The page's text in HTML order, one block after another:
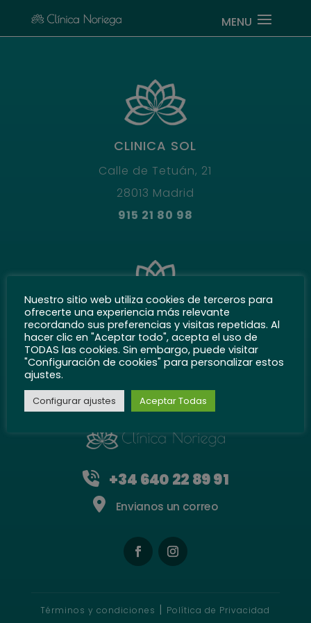
CLINICA SOL
Calle de Tetuán, 21
28013 Madrid
915 21 80 98
CLINICA ESTRECHO
Calle de Francos Rodríguez, 23
28039 Madrid
910 85 31 50
+34 640 22 89 91
Envianos un correo
Términos y condiciones | Política de Privacidad
Nuestro sitio web utiliza cookies de terceros para
ofrecerte una experiencia más relevante
recordando sus preferencias y visitas repetidas. Al
hacer clic en "Aceptar todo", acepta el uso de
TODAS las cookies. Sin embargo, puede visitar
"Configuración de cookies" para personalizar estos
ajustes.
Configurar ajustes Aceptar Todas